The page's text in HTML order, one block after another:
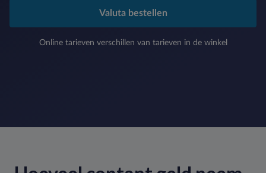
Valuta bestellen
Online tarieven verschillen van tarieven in de winkel